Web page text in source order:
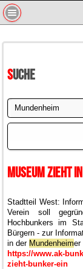
Suche
Museum zieht
Stadtteil West:
Verein soll
Hochbunkers im
Bürgern - zur
in der Mundenheimer
https://www.ak-
zieht-bunker-ein